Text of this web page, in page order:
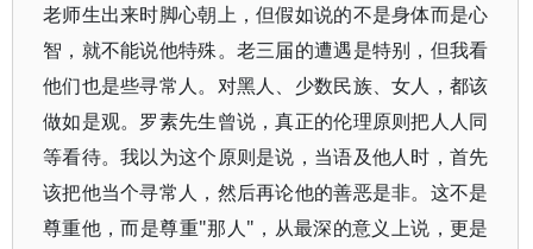
老师生出来时脚心朝上，但假如说的不是身体而是心
智，就不能说他特殊。老三届的遭遇是特别，但我看
他们也是些寻常人。对黑人、少数民族、女人，都该
做如是观。罗素先生曾说，真正的伦理原则把人人同
等看待。我以为这个原则是说，当语及他人时，首先
该把他当个寻常人，然后再论他的善恶是非。这不是
尊重他，而是尊重"那人"，从最深的意义上说，更是